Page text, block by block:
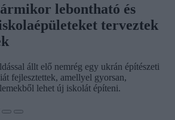
lebontható és
terveztek
állt elő nemrég egy ukrán építészeti
fejlesztettek, amellyel gyorsan,
lehet új iskolát építeni.